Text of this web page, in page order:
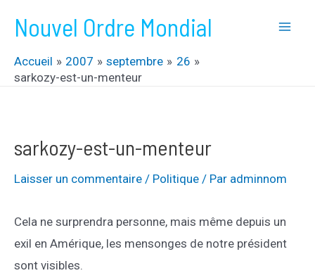
contenu
Nouvel Ordre Mondial
Accueil 2007 septembre
26
sarkozy-est-un-menteur
sarkozy-est-un-menteur
Laisser un commentaire / Politique / Par adminnom
Cela ne surprendra personne, mais même depuis un
exil en Amérique, les mensonges de notre président
sont visibles.